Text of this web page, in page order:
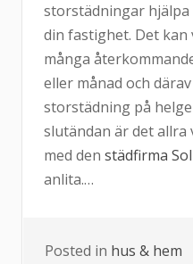
storstädningar
din fastighet. Det kan
många
eller månad och
storstädning på
slutändan är det
med den städfirma
anlita.…
Posted in hus & hem